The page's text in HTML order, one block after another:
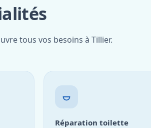
tous vos besoins à Tillier.
Réparation toilette